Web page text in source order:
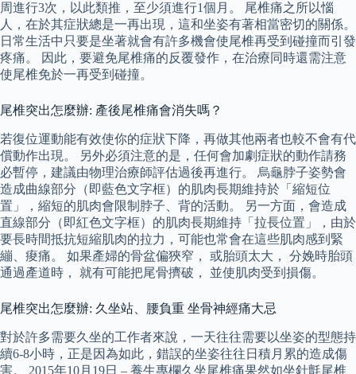
周進行3次，以此類推，至少須進行1個月。 尾椎痛之所以惱
人，在於其症狀總是一再出現，這和坐姿有著相當密切的關係。
日常生活中只要是坐著就會有許多機會使尾椎再受到碰撞而引發
疼痛。 因此，要避免尾椎痛的反覆發作，在治療同時還需注意
使尾椎免於一再受到碰撞。
尾椎突出怎麼辦: 產後尾椎痛會消失嗎？
若復位運動能有效使你的症狀下降，再做其他兩者也較不會有代
償動作出現。 另外必須注意的是，任何會加劇症狀的動作請務
必暫停，建議由物理治療師評估過後再進行。 烏龜脖子姿勢會
造成曲線部分（即藍色文字框）的肌肉長期維持於「縮短位
置」，縮短的肌肉會限制脖子、背的活動。 另一方面，會造成
直線部分（即紅色文字框）的肌肉長期維持「拉長位置」，由於
要長時間抵抗短縮肌肉的拉力，可能也常會在這些肌肉感到緊
繃、痠痛。 如果產婦的骨盆偏狹窄， 或胎頭太大， 分娩時胎頭
通過產道時， 就有可能把尾骨擠破， 並使肌肉受到損傷。
尾椎突出怎麼辦: 久坐站、腰負重 坐骨神經痛大忌
對於許多需要久坐的工作者來說，一天往往需要以坐姿的型態持
續6-8小時，正是因為如此，錯誤的坐姿往往日積月累的造成傷
害。 2015年10月19日 – 養生專欄久坐尾椎痛果然如坐針氈尾椎